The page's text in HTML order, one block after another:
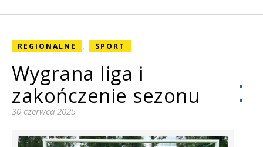
REGIONALNE , SPORT
Wygrana liga i
zakończenie sezonu
30 czerwca 2025